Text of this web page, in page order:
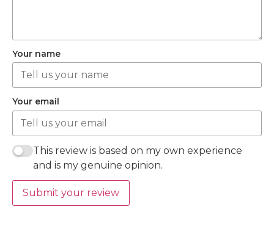
Your name
Your email
This review is based on my own experience
and is my genuine opinion.
Submit your review